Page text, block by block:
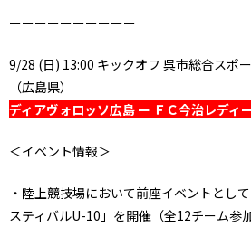
ーーーーーーーーーー
9/28 (日) 13:00 キックオフ 呉市総合スポ
（広島県）
ディアヴォロッソ広島 ー ＦＣ今治レディ
＜イベント情報＞
・陸上競技場において前座イベントとし
スティバルU-10」を開催（全12チーム参加